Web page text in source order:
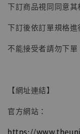
NT$ 4,980
NT$ 5,300
下訂商品視同同意其
下訂後依訂單規格
不能接受者請勿下單
【網址連結】
官方網站：
https://